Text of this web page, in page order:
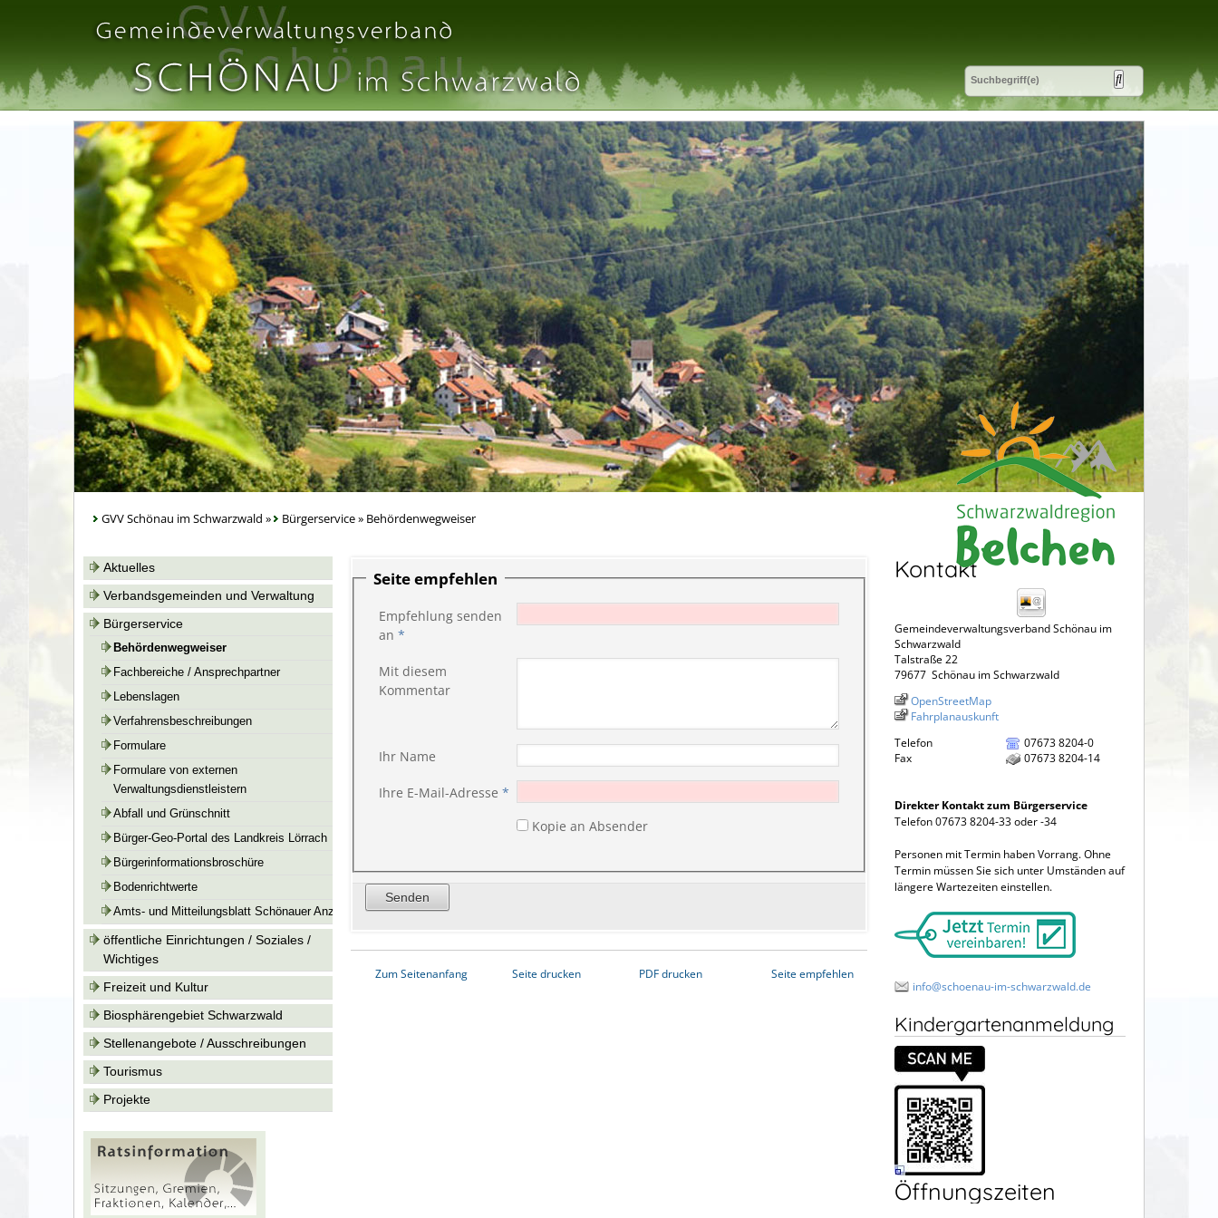
GVV Schönau im Schwarzwald » Bürgerservice» Behördenwegweiser
Aktuelles
Verbandsgemeinden und Verwaltung
Bürgerservice
Behördenwegweiser
Fachbereiche / Ansprechpartner
Lebenslagen
Verfahrensbeschreibungen
Formulare
Formulare von externen
Verwaltungsdienstleistern
Abfall und Grünschnitt
Bürger-Geo-Portal des Landkreis Lörrach
Bürgerinformationsbroschüre
Bodenrichtwerte
Amts- und Mitteilungsblatt Schönauer Anzeiger
öffentliche Einrichtungen / Soziales /
Wichtiges
Freizeit und Kultur
Biosphärengebiet Schwarzwald
Stellenangebote / Ausschreibungen
Tourismus
Projekte
Seite empfehlen
Empfehlung senden
an *
Mit diesem
Kommentar
Ihr Name
Ihre E-Mail-Adresse *
Kopie an Absender
Zum Seitenanfang Seite drucken PDF drucken Seite empfehlen
Kontakt
Gemeindeverwaltungsverband Schönau im
Schwarzwald
Talstraße 22
79677 Schönau im Schwarzwald
OpenStreetMap
Fahrplanauskunft
Telefon
07673 8204-0
Fax
07673 8204-14
Direkter Kontakt zum Bürgerservice
Telefon 07673 8204-33 oder -34
Personen mit Termin haben Vorrang. Ohne
Termin müssen Sie sich unter Umständen auf
längere Wartezeiten einstellen.
info@schoenau-im-schwarzwald.de
Kindergartenanmeldung
Öffnungszeiten